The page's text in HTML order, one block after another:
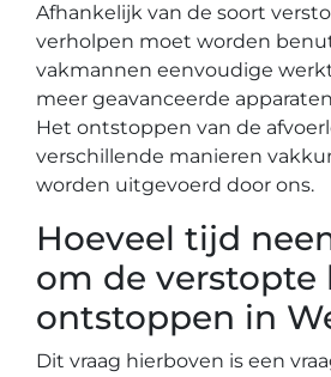
Afhankelijk van de soort
verholpen moet worden
vakmannen eenvoudige
meer geavanceerde
Het ontstoppen van de
verschillende manieren
worden uitgevoerd door ons.
Hoeveel tijd
om de verstopte
ontstoppen in
Dit vraag hierboven is een